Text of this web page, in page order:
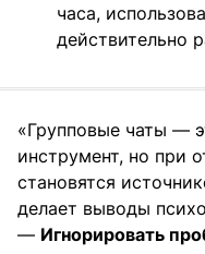
часа,
действительно
«Групповые чаты —
инструмент, но при
становятся
делает выводы
— Игнорировать